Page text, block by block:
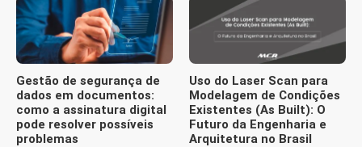
Gestão de segurança de
dados em documentos:
como a assinatura digital
pode resolver possíveis
problemas
Uso do Laser Scan para
Modelagem de Condições
Existentes (As Built): O
Futuro da Engenharia e
Arquitetura no Brasil